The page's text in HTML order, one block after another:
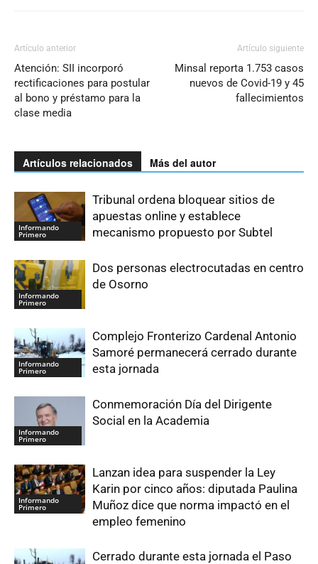
Artículo anterior
Atención: SII incorporó
rectificaciones para postular
al bono y préstamo para la
clase media
Artículo siguiente
Minsal reporta 1.753 casos
nuevos de Covid-19 y 45
fallecimientos
Artículos relacionados Más del autor
Informando
Primero
Tribunal ordena bloquear sitios de
apuestas online y establece
mecanismo propuesto por Subtel
Informando
Primero
Dos personas electrocutadas en centro
de Osorno
Informando
Primero
Complejo Fronterizo Cardenal Antonio
Samoré permanecerá cerrado durante
esta jornada
Informando
Primero
Conmemoración Día del Dirigente
Social en la Academia
Informando
Primero
Lanzan idea para suspender la Ley
Karin por cinco años: diputada Paulina
Muñoz dice que norma impactó en el
empleo femenino
Cerrado durante esta jornada el Paso